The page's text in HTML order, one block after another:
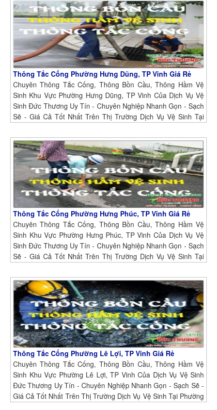
Thông Tắc Cống Phường Hưng Dũng, TP Vinh Giá Rẻ
Chuyên Thông Tắc Cống, Thông Bồn Cầu, Thông Hầm Vệ
Sinh Khu Vực Phường Hưng Dũng, TP Vinh Của Dịch Vụ Vệ
Sinh Đức Thương Uy Tín - Chuyên Nghiệp Nhanh Gọn - Sạch
Sẽ - Giá Cả Tốt Nhất Trên Thị Trường Dịch Vụ Vệ Sinh Tại
Thông Tắc Cống Phường Hưng Phúc, TP Vinh Giá Rẻ
Chuyên Thông Tắc Cống, Thông Bồn Cầu, Thông Hầm Vệ
Sinh Khu Vực Phường Hưng Phúc, TP Vinh Của Dịch Vụ Vệ
Sinh Đức Thương Uy Tín - Chuyên Nghiệp Nhanh Gọn - Sạch
Sẽ - Giá Cả Tốt Nhất Trên Thị Trường Dịch Vụ Vệ Sinh Tại
Thông Tắc Cống Phường Lê Lợi, TP Vinh Giá Rẻ
Chuyên Thông Tắc Cống, Thông Bồn Cầu, Thông Hầm Vệ
Sinh Khu Vực Phường Lê Lợi, TP Vinh Của Dịch Vụ Vệ Sinh
Đức Thương Uy Tín - Chuyên Nghiệp Nhanh Gọn - Sạch Sẽ -
Giá Cả Tốt Nhất Trên Thị Trường Dịch Vụ Vệ Sinh Tại Phường